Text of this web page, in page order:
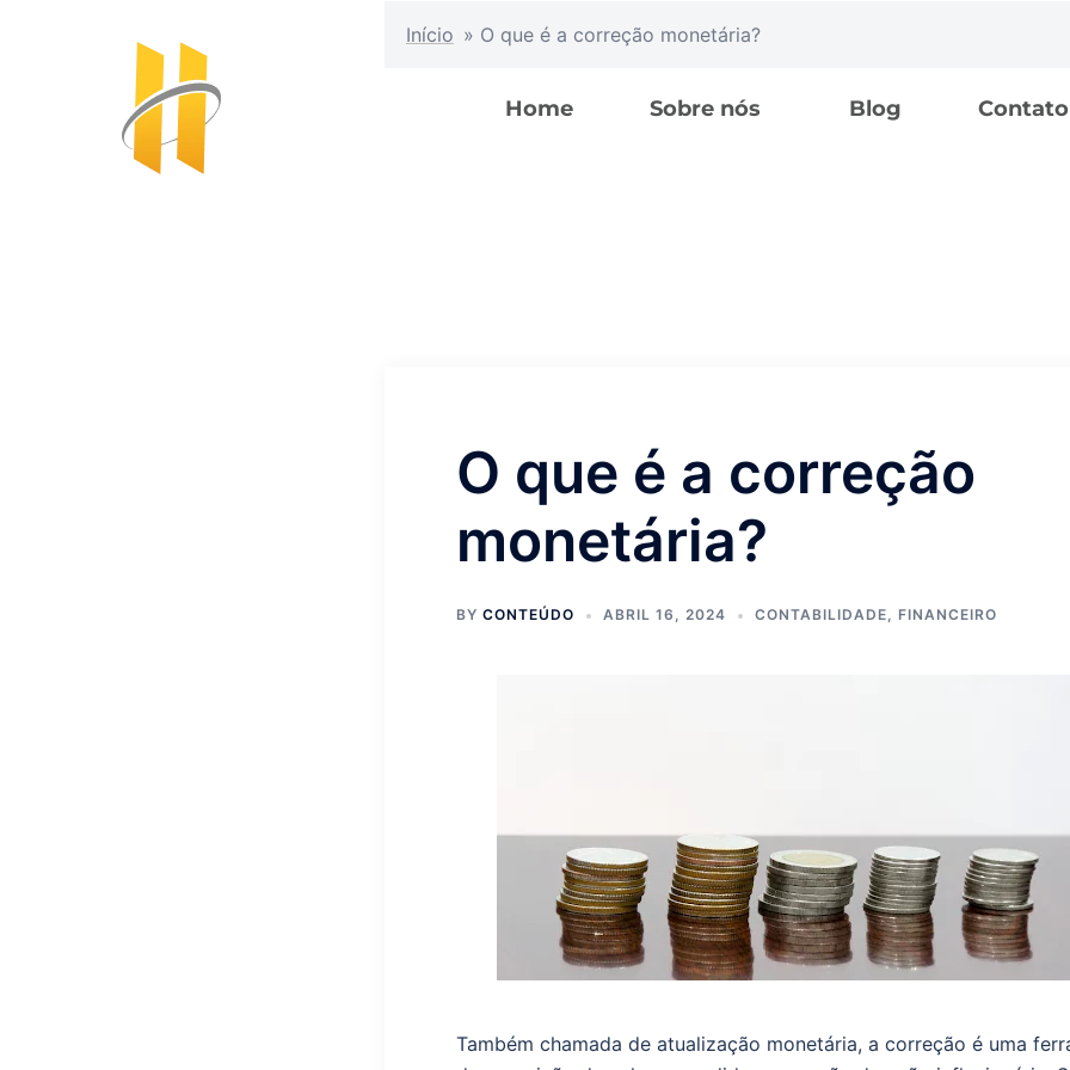
Home Sobre nós Blog Contato
Início » O que é a correção monetária?
O que é a correção
monetária?
BY CONTEÚDO ABRIL 16, 2024 CONTABILIDADE, FINANCEIRO
Também chamada de atualização monetária, a correção é uma